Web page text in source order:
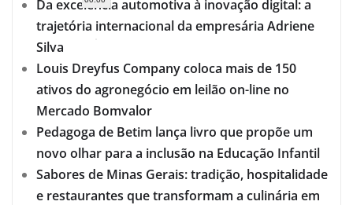
Da excelência automotiva à inovação digital: a
trajetória internacional da empresária Adriene
Silva
Louis Dreyfus Company coloca mais de 150
ativos do agronegócio em leilão on-line no
Mercado Bomvalor
Pedagoga de Betim lança livro que propõe um
novo olhar para a inclusão na Educação Infantil
Sabores de Minas Gerais: tradição, hospitalidade
e restaurantes que transformam a culinária em